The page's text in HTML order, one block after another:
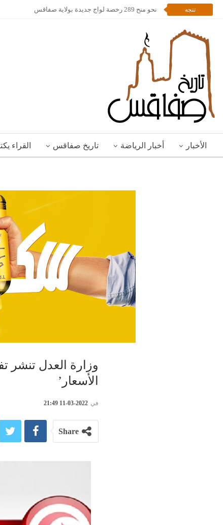
تتجه نحو منح 289 رخصة لواج جديدة بولاية صفاقس
الأخبار أخبار الرياضة تاريخ صفاقس القراء
وزارة العدل تنشر
الأسعار’
في 2022-03-11 21:49
Share